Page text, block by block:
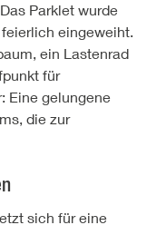
Parklet wurde
eingeweiht.
ein Lastenrad
für
Eine gelungene
die zur
sich für eine